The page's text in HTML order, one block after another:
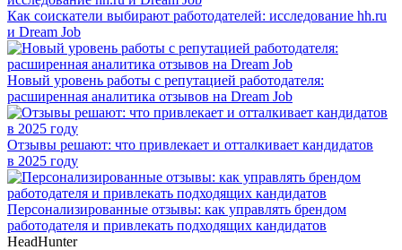
Как соискатели выбирают работодателей: исследование hh.ru
и Dream Job
Новый уровень работы с репутацией работодателя:
расширенная аналитика отзывов на Dream Job
Отзывы решают: что привлекает и отталкивает кандидатов
в 2025 году
Персонализированные отзывы: как управлять брендом
работодателя и привлекать подходящих кандидатов
HeadHunter